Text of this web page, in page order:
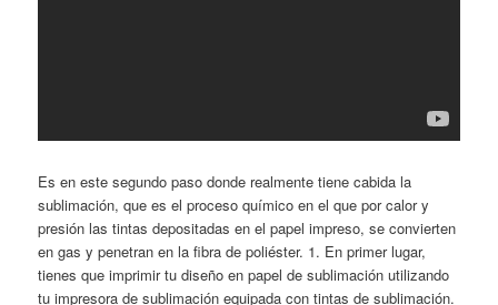
Es en este segundo paso donde realmente tiene cabida la
sublimación, que es el proceso químico en el que por calor y
presión las tintas depositadas en el papel impreso, se convierten
en gas y penetran en la fibra de poliéster. 1. En primer lugar,
tienes que imprimir tu diseño en papel de sublimación utilizando
tu impresora de sublimación equipada con tintas de sublimación.